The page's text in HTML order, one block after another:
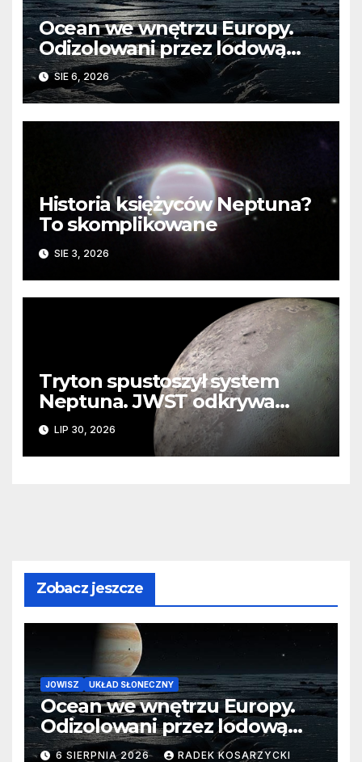
Ocean we wnętrzu Europy.
Odizolowani przez lodową
barierę
SIE 6, 2026
Historia księżyców Neptuna?
To skomplikowane
SIE 3, 2026
Tryton spustoszył system
Neptuna. JWST odkrywa
ślady kosmicznej katastrofy i
zaginionego lodu
LIP 30, 2026
Zobacz jeszcze
JOWISZ UKŁAD SŁONECZNY
Ocean we wnętrzu Europy.
Odizolowani przez lodową
barierę
6 SIERPNIA 2026 RADEK KOSARZYCKI